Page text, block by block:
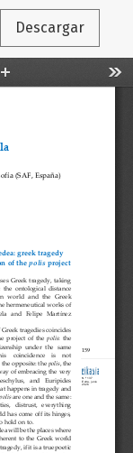
Descargar